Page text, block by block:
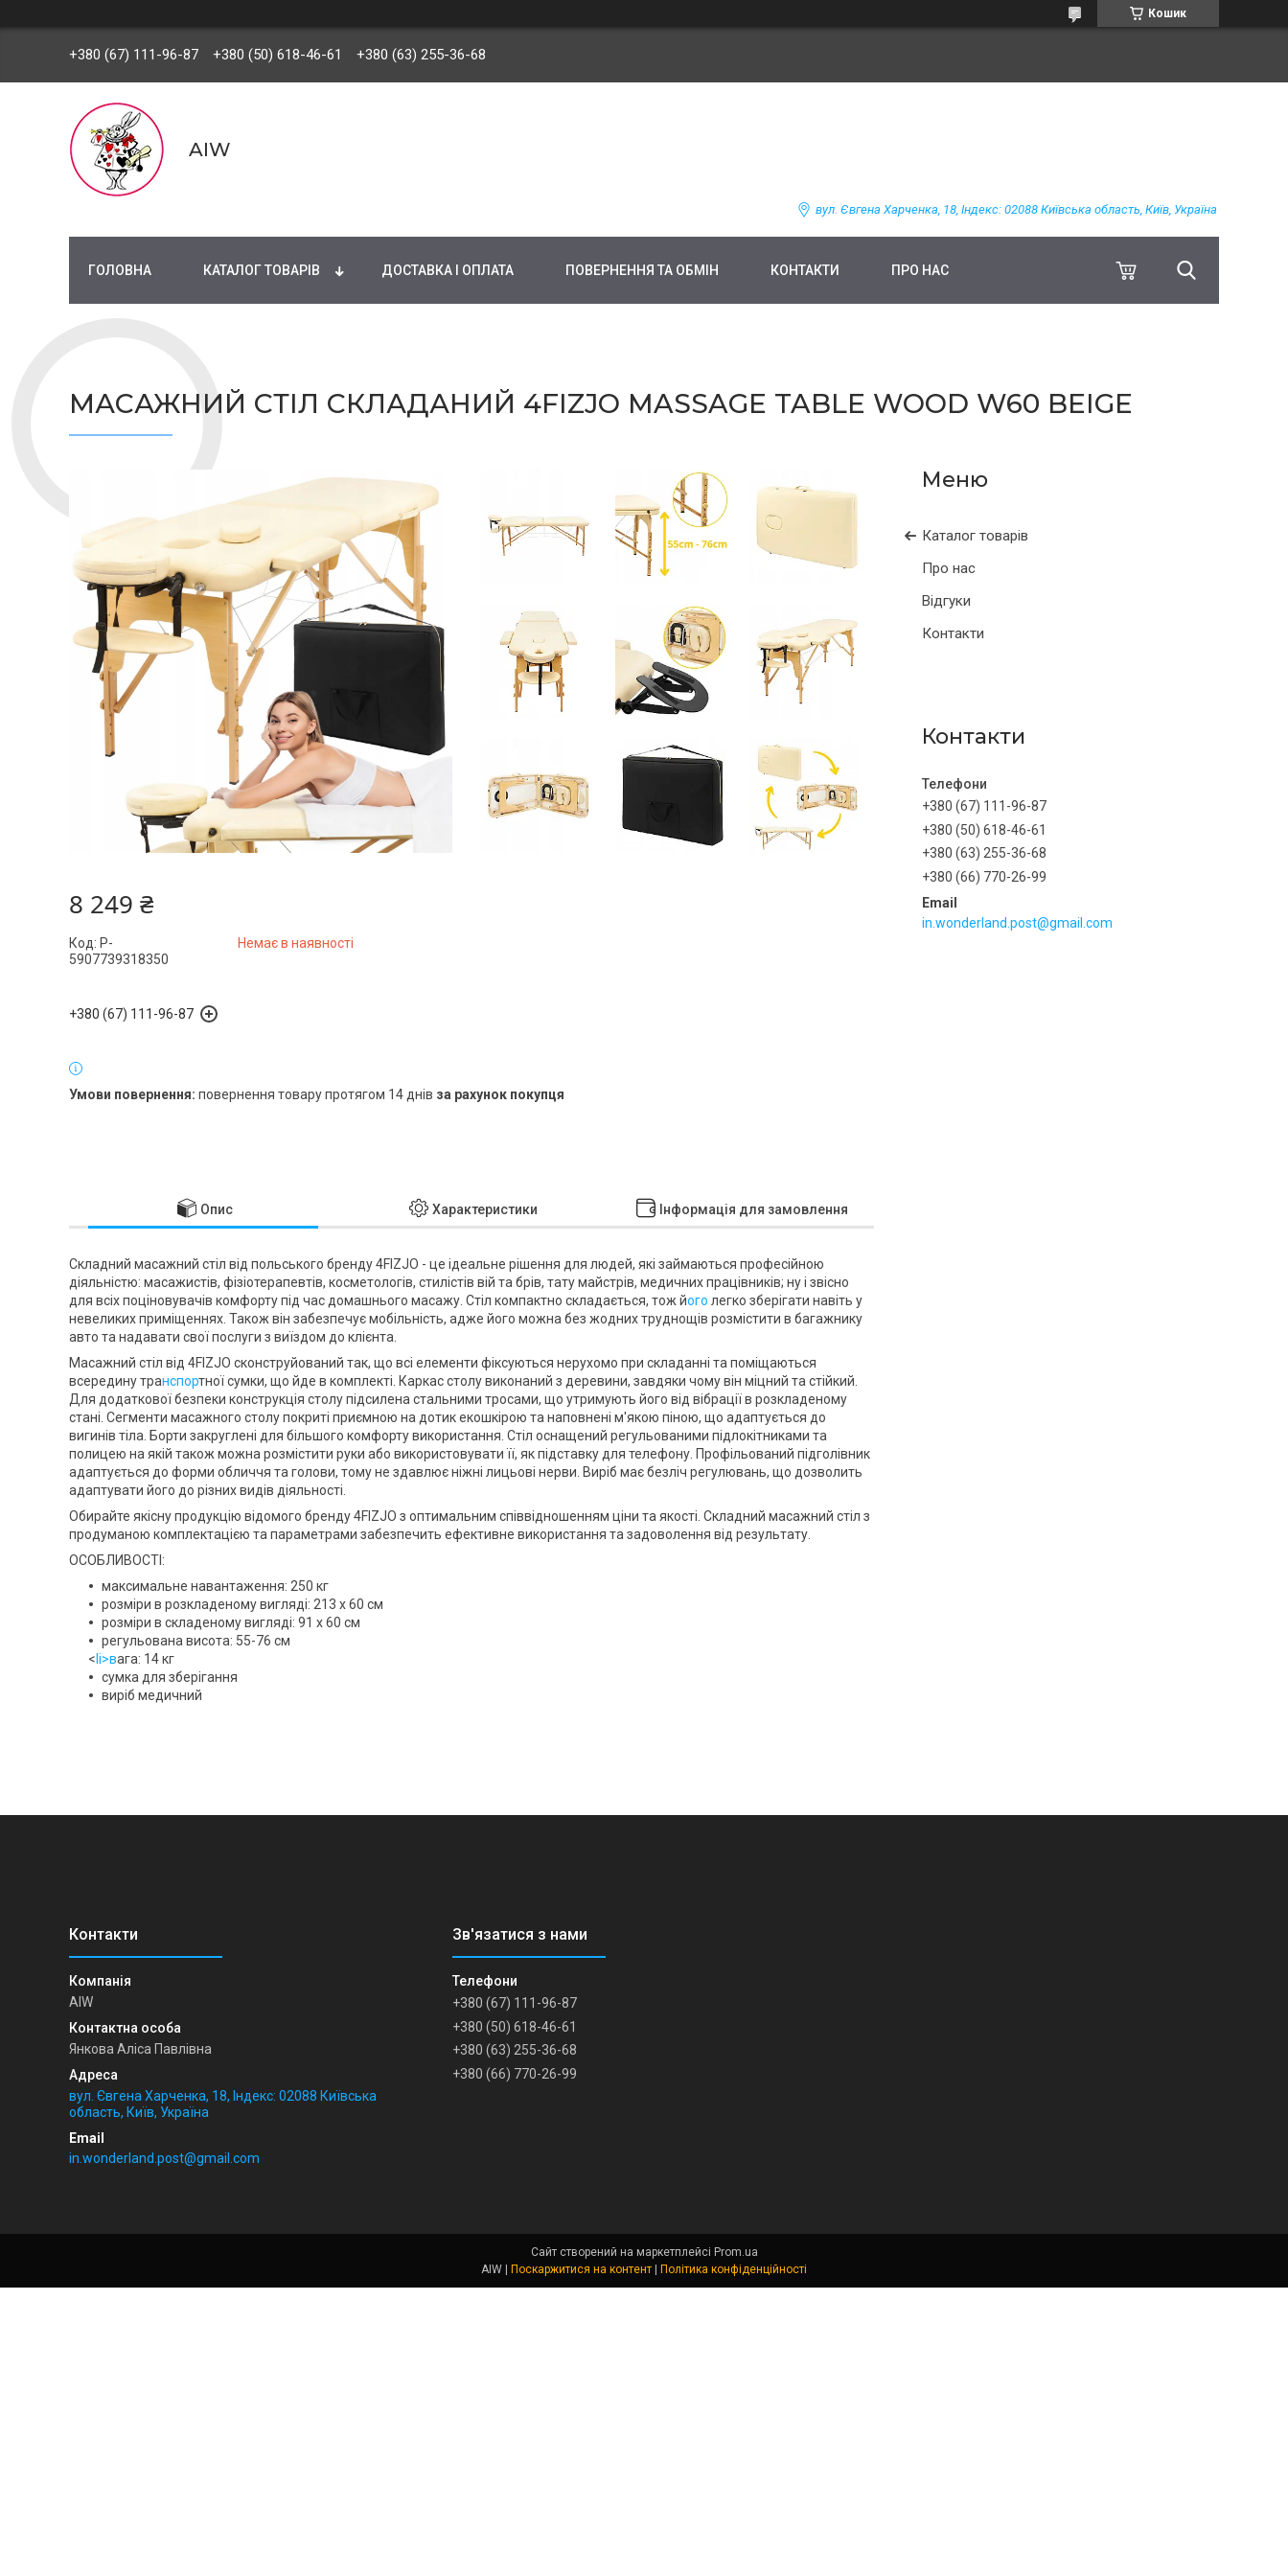
Кошик
+380 (67) 111-96-87 +380 (50) 618-46-61 +380 (63) 255-36-68
AIW
вул. Євгена Харченка, 18, Індекс: 02088 Київська область, Київ, Україна
ГОЛОВНА КАТАЛОГ ТОВАРІВ ДОСТАВКА І ОПЛАТА ПОВЕРНЕННЯ ТА ОБМІН КОНТАКТИ ПРО НАС
МАСАЖНИЙ СТІЛ СКЛАДАНИЙ 4FIZJO MASSAGE TABLE WOOD W60 BEIGE
Каталог товарів
Про нас
Відгуки
Контакти
Контакти
+380 (67) 111-96-87
+380 (50) 618-46-61
+380 (63) 255-36-68
+380 (66) 770-26-99
in.wonderland.post@gmail.com
8 249 ₴
Немає в наявності
Код: P-
5907739318350
+380 (67) 111-96-87
повернення товару протягом 14 днів за рахунок покупця
Опис Характеристики Інформація для замовлення
Складний масажний стіл від польського бренду4FIZJO - це ідеальне рішення для людей, які займаються професійною
діяльністю: масажистів, фізіотерапевтів, косметологів, стилістів вій та брів, тату майстрів, медичних працівників; ну і звісно
для всіх поціновувачів комфорту під час домашнього масажу. Стіл компактно складається, тож його легко зберігати навіть у
невеликих приміщеннях. Також він забезпечує мобільність, адже його можна без жодних труднощів розмістити в багажнику
авто та надавати свої послуги з виїздом до клієнта.
Масажний стіл від 4FIZJO сконструйований так, що всі елементи фіксуються нерухомо при складанні та поміщаються
всередину транспортної сумки, що йде в комплекті. Каркас столу виконаний з деревини, завдяки чому він міцний та стійкий.
Для додаткової безпеки конструкція столу підсилена стальними тросами, що утримують його від вібрації в розкладеному
стані. Сегменти масажного столу покриті приємною на дотик екошкірою та наповнені м'якою піною, що адаптується до
вигинів тіла. Борти закруглені для більшого комфорту використання. Стіл оснащений регульованими підлокітниками та
полицею на якій також можна розмістити руки або використовувати її, як підставку для телефону. Профільований підголівник
адаптується до форми обличчя та голови, тому не здавлює ніжні лицьові нерви. Виріб має безліч регулювань, що дозволить
адаптувати його до різних видів діяльності.
Обирайте якісну продукцію відомого бренду4FIZJO з оптимальним співвідношенням ціни та якості. Складний масажний стіл з
продуманою комплектацією та параметрами забезпечить ефективне використання та задоволення від результату.
ОСОБЛИВОСТІ:
максимальне навантаження: 250 кг
розміри в розкладеному вигляді: 213 x 60 см
розміри в складеному вигляді: 91 x 60 см
регульована висота: 55-76 см
< li>вага: 14 кг
сумка для зберігання
виріб медичний
AIW
Янкова Аліса Павлівна
вул. Євгена Харченка, 18, Індекс: 02088 Київська
область, Київ, Україна
in.wonderland.post@gmail.com
+380 (67) 111-96-87
+380 (50) 618-46-61
+380 (63) 255-36-68
+380 (66) 770-26-99
Сайт створений на маркетплейсі Prom.ua
Поскаржитися на контент Політика конфіденційності